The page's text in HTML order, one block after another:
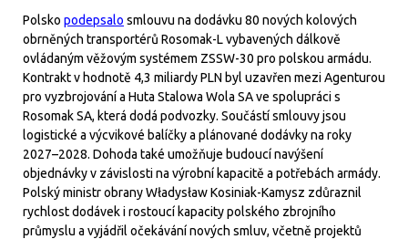
Polsko podepsalo smlouvu na dodávku 80 nových kolových
obrněných transportérů Rosomak-L vybavených dálkově
ovládaným věžovým systémem ZSSW-30 pro polskou armádu.
Kontrakt v hodnotě 4,3 miliardy PLN byl uzavřen mezi Agenturou
pro vyzbrojování a Huta Stalowa Wola SA ve spolupráci s
Rosomak SA, která dodá podvozky. Součástí smlouvy jsou
logistické a výcvikové balíčky a plánované dodávky na roky
2027–2028. Dohoda také umožňuje budoucí navýšení
objednávky v závislosti na výrobní kapacitě a potřebách armády.
Polský ministr obrany Władysław Kosiniak-Kamysz zdůraznil
rychlost dodávek i rostoucí kapacity polského zbrojního
průmyslu a vyjádřil očekávání nových smluv, včetně projektů